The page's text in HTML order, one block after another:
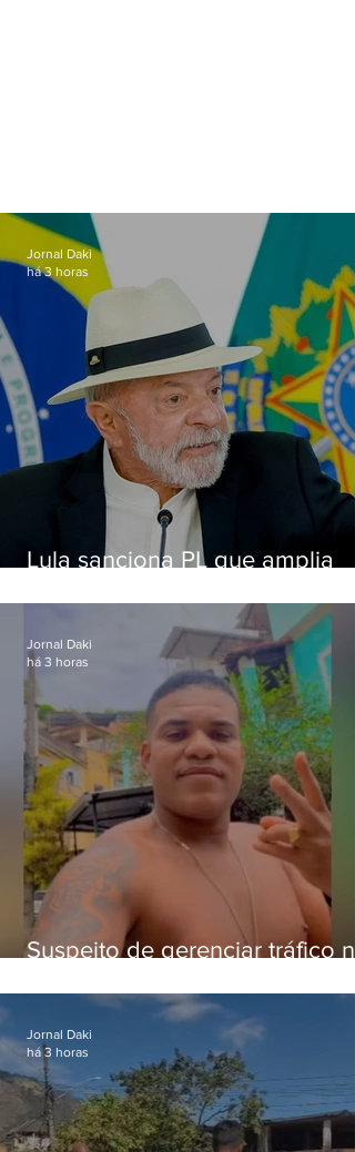
Lula sanciona PL que amplia
crianças
Jornal Daki
há 3 horas
Suspeito de gerenciar tráfico na
foragido
Jornal Daki
há 3 horas
Jornal Daki
há 3 horas